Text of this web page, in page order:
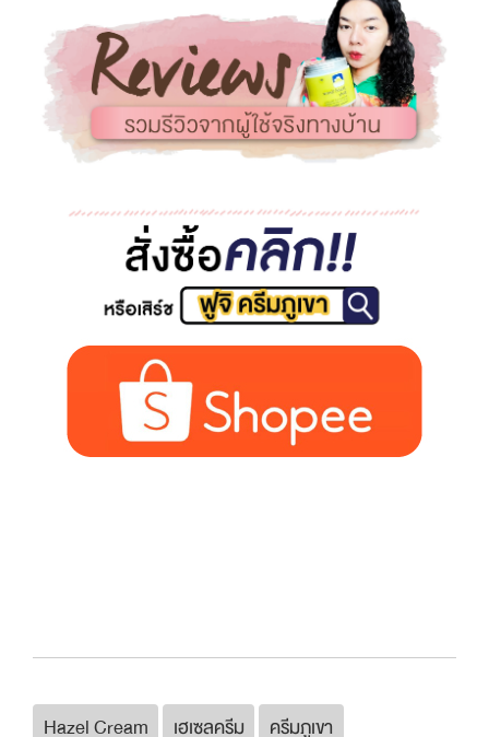
Hazel Cream เฮเซลครีม ครีมภูเขา